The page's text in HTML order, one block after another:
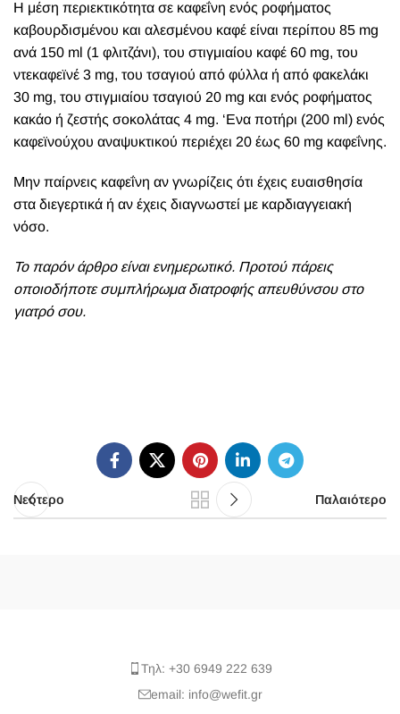
Η μέση περιεκτικότητα σε καφεΐνη ενός ροφήματος
καβουρδισμένου και αλεσμένου καφέ είναι περίπου 85 mg
ανά 150 ml (1 φλιτζάνι), του στιγμιαίου καφέ 60 mg, του
ντεκαφεϊνέ 3 mg, του τσαγιού από φύλλα ή από φακελάκι
30 mg, του στιγμιαίου τσαγιού 20 mg και ενός ροφήματος
κακάο ή ζεστής σοκολάτας 4 mg. ‘Ενα ποτήρι (200 ml) ενός
καφεϊνούχου αναψυκτικού περιέχει 20 έως 60 mg καφεΐνης.
Μην παίρνεις καφεΐνη αν γνωρίζεις ότι έχεις ευαισθησία
στα διεγερτικά ή αν έχεις διαγνωστεί με καρδιαγγειακή
νόσο.
Το παρόν άρθρο είναι ενημερωτικό. Προτού πάρεις
οποιοδήποτε συμπλήρωμα διατροφής απευθύνσου στο
γιατρό σου.
Νεότερο Παλαιότερο
Τηλ: +30 6949 222 639
email: info@wefit.gr